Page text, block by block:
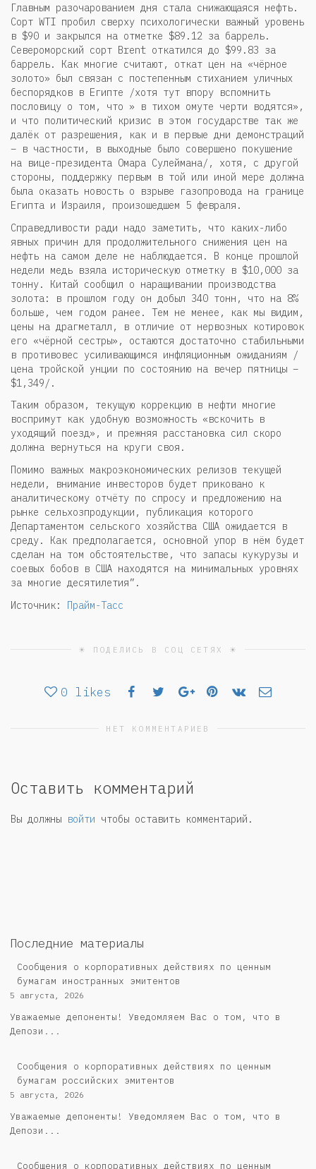
Главным разочарованием дня стала снижающаяся нефть.
Сорт WTI пробил сверху психологически важный уровень
в $90 и закрылся на отметке $89.12 за баррель.
Североморский сорт Brent откатился до $99.83 за
баррель. Как многие считают, откат цен на «чёрное
золото» был связан с постепенным стиханием уличных
беспорядков в Египте /хотя тут впору вспомнить
пословицу о том, что » в тихом омуте черти водятся»,
и что политический кризис в этом государстве так же
далёк от разрешения, как и в первые дни демонстраций
– в частности, в выходные было совершено покушение
на вице-президента Омара Сулеймана/, хотя, с другой
стороны, поддержку первым в той или иной мере должна
была оказать новость о взрыве газопровода на границе
Египта и Израиля, произошедшем 5 февраля.
Справедливости ради надо заметить, что каких-либо
явных причин для продолжительного снижения цен на
нефть на самом деле не наблюдается. В конце прошлой
недели медь взяла историческую отметку в $10,000 за
тонну. Китай сообщил о наращивании производства
золота: в прошлом году он добыл 340 тонн, что на 8%
больше, чем годом ранее. Тем не менее, как мы видим,
цены на драгметалл, в отличие от нервозных котировок
его «чёрной сестры», остаются достаточно стабильными
в противовес усиливающимся инфляционным ожиданиям /
цена тройской унции по состоянию на вечер пятницы –
$1,349/.
Таким образом, текущую коррекцию в нефти многие
воспримут как удобную возможность «вскочить в
уходящий поезд», и прежняя расстановка сил скоро
должна вернуться на круги своя.
Помимо важных макроэкономических релизов текущей
недели, внимание инвесторов будет приковано к
аналитическому отчёту по спросу и предложению на
рынке сельхозпродукции, публикация которого
Департаментом сельского хозяйства США ожидается в
среду. Как предполагается, основной упор в нём будет
сделан на том обстоятельстве, что запасы кукурузы и
соевых бобов в США находятся на минимальных уровнях
за многие десятилетия”.
Источник: Прайм-Тасс
☀ ПОДЕЛИСЬ В СОЦ СЕТЯХ ☀
0 likes
НЕТ КОММЕНТАРИЕВ
Оставить комментарий
Вы должны войти чтобы оставить комментарий.
Последние материалы
Сообщения о корпоративных действиях по ценным
бумагам иностранных эмитентов
5 августа, 2026
Уважаемые депоненты! Уведомляем Вас о том, что в
Депози...
Cообщения о корпоративных действиях по ценным
бумагам российских эмитентов
5 августа, 2026
Уважаемые депоненты! Уведомляем Вас о том, что в
Депози...
Сообщения о корпоративных действиях по ценным